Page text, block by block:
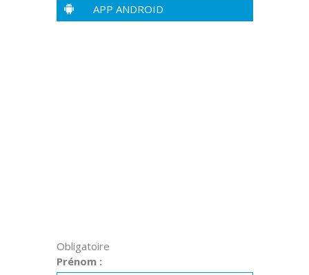
APP ANDROID
Obligatoire
Prénom :